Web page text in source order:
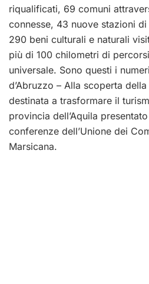
riqualificati, 69 comuni
connesse, 43 nuove stazioni
290 beni culturali e naturali
più di 100 chilometri di
universale. Sono questi i
d’Abruzzo – Alla scoperta della
destinata a trasformare il
provincia dell’Aquila
conferenze dell’Unione dei
Marsicana.